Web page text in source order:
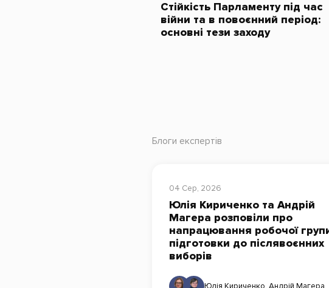
Стійкість Парламенту під час
війни та в повоєнний період:
основні тези заходу
Блоги експертів
04 Сер, 2026
Юлія Кириченко та Андрій
Магера розповіли про
напрацювання робочої
підготовки до післявоєнних
виборів